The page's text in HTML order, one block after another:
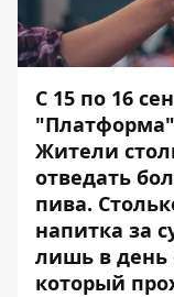
С 15 по 16
Жители
отведать
пива.
напитка за
лишь в
который